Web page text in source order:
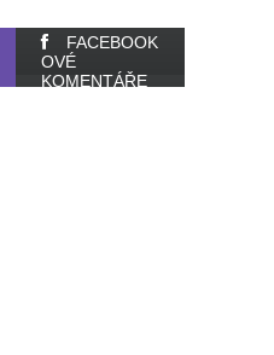
FACEBOOK
OVÉ
KOMENTÁŘE